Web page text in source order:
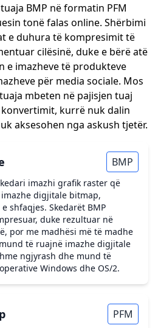
BMP në formatin PFM
tonë falas online. Shërbimi
e duhura të kompresimit të
cilësinë, duke e bërë atë
e imazheve të produkteve
për media sociale. Mos
mbeten në pajisjen tuaj
kurrë nuk dalin
aksesohen nga askush tjetër.
BMP
imazhi grafik raster që
digjitale bitmap,
shfaqjes. Skedarët BMP
duke rezultuar në
por me madhësi më të madhe
të ruajnë imazhe digjitale
ngjyrash dhe mund të
Windows dhe OS/2.
PFM